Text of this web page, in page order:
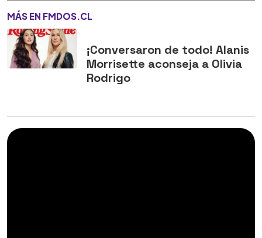
MÁS EN FMDOS.CL
¡Conversaron de todo! Alanis
Morrisette aconseja a Olivia
Rodrigo